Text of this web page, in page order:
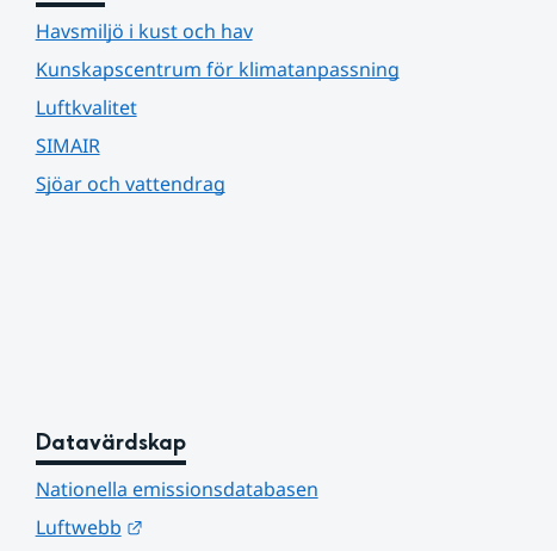
Havsmiljö i kust och hav
Kunskapscentrum för klimatanpassning
Luftkvalitet
SIMAIR
Sjöar och vattendrag
Datavärdskap
Nationella emissionsdatabasen
Luftwebb
Länk till annan webbplats.